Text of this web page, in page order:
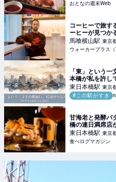
おとなの週末Web
コーヒーで旅す
ーヒーが見つか
コーヒースタン
馬喰横山駅 東京
ウォーカープラス
「東」という
本橋が私を許
東日本橋駅 東京
#この駅がすき
甘海老と発酵バ
橋の連日満席店
ログマガジン
東日本橋駅 東京
食べログマガジン